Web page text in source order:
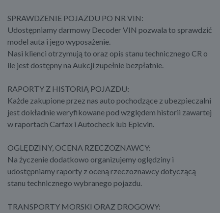
SPRAWDZENIE POJAZDU PO NR VIN:
Udostępniamy darmowy Decoder VIN pozwala to sprawdzić
model auta i jego wyposażenie.
Nasi klienci otrzymują to oraz opis stanu technicznego CR o
ile jest dostępny na Aukcji zupełnie bezpłatnie.
RAPORTY Z HISTORIĄ POJAZDU:
Każde zakupione przez nas auto pochodzące z ubezpieczalni
jest dokładnie weryfikowane pod względem historii zawartej
w raportach Carfax i Autocheck lub Epicvin.
OGLĘDZINY, OCENA RZECZOZNAWCY:
Na życzenie dodatkowo organizujemy oględziny i
udostępniamy raporty z oceną rzeczoznawcy dotyczącą
stanu technicznego wybranego pojazdu.
TRANSPORTY MORSKI ORAZ DROGOWY: